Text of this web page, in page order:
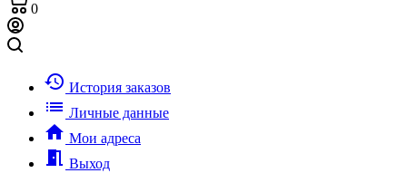
0
history История заказов
list Личные данные
home Мои адреса
meeting_room Выход